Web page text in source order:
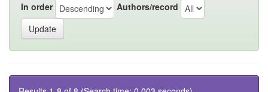
In order Authors/record